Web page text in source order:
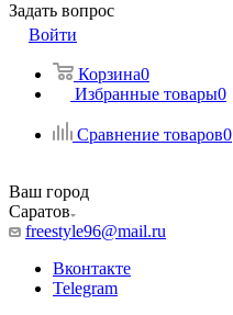
Задать вопрос
Войти
Корзина0
Избранные товары0
Сравнение товаров0
Ваш город
Саратов
freestyle96@mail.ru
Вконтакте
Telegram